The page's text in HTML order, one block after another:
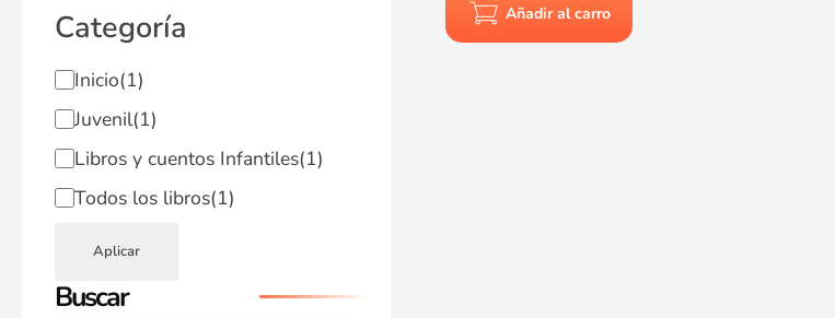
Categoría
Inicio(1)
Juvenil(1)
Libros y cuentos Infantiles(1)
Todos los libros(1)
Aplicar
Buscar
Añadir al carro